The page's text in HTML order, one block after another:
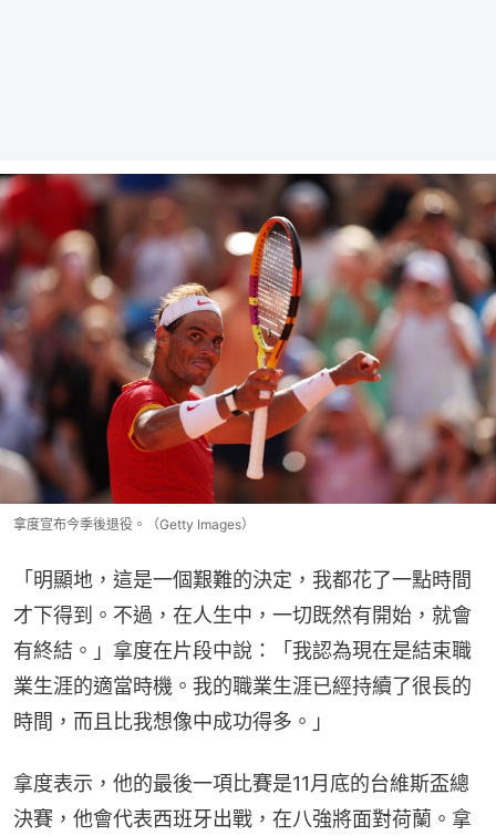
拿度宣布今季後退役。（Getty Images）
「明顯地，這是一個艱難的決定，我都花了一點時間
才下得到。不過，在人生中，一切既然有開始，就會
有終結。」拿度在片段中說：「我認為現在是結束職
業生涯的適當時機。我的職業生涯已經持續了很長的
時間，而且比我想像中成功得多。」
拿度表示，他的最後一項比賽是11月底的台維斯盃總
決賽，他會代表西班牙出戰，在八強將面對荷蘭。拿